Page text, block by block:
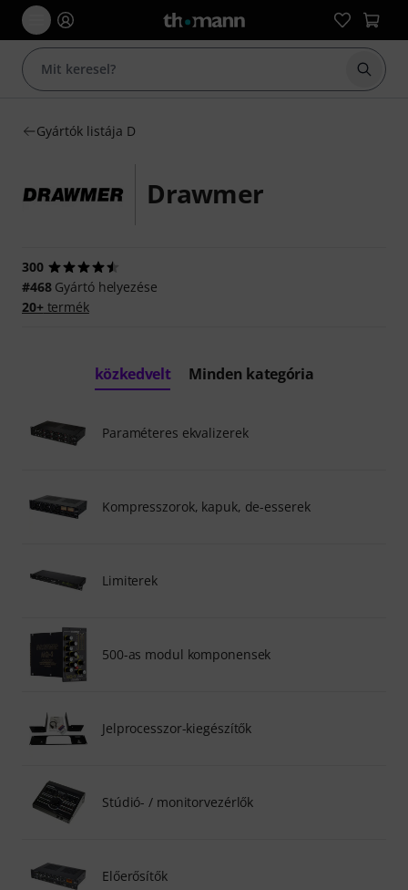
Gyártók listája D
Drawmer
300
#468Gyártó helyezése
20+termék
közkedvelt Minden kategória
Paraméteres ekvalizerek
Kompresszorok, kapuk, de-esserek
Limiterek
500-as modul komponensek
Jelprocesszor-kiegészítők
Stúdió- / monitorvezérlők
Előerősítők